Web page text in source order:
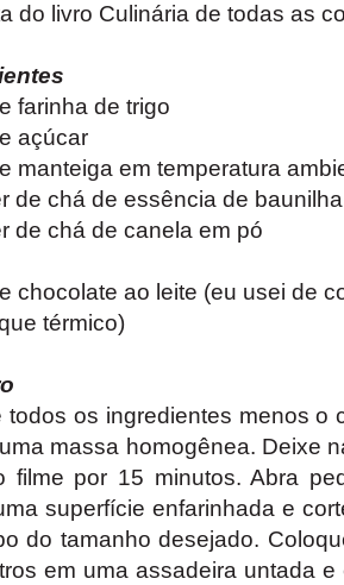
do livro Culinária de todas as
farinha de trigo
açúcar
manteiga em temperatura
de chá de essência de baunilha
de chá de canela em pó
chocolate ao leite (eu usei de
térmico)
todos os ingredientes menos o
massa homogênea. Deixe
filme por 15 minutos. Abra
superfície enfarinhada e
do tamanho desejado.
em uma assadeira untada